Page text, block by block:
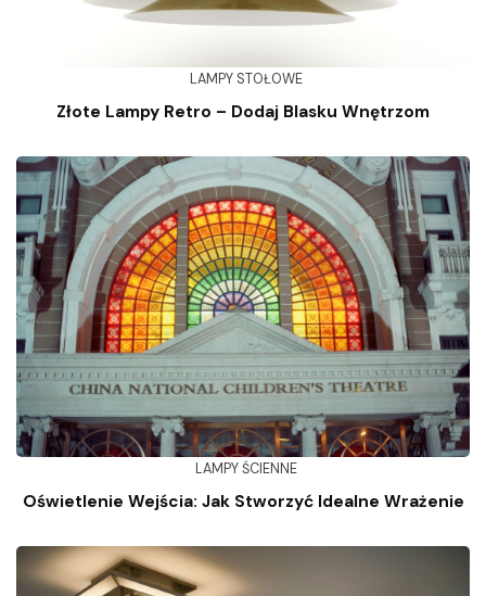
LAMPY STOŁOWE
Złote Lampy Retro – Dodaj Blasku Wnętrzom
LAMPY ŚCIENNE
Oświetlenie Wejścia: Jak Stworzyć Idealne Wrażenie